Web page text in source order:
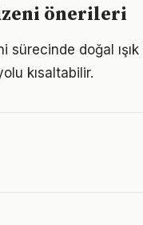
önerileri
sürecinde doğal
kısaltabilir.